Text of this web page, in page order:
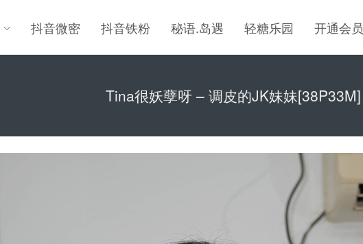
抖音微密 抖音铁粉 秘语.岛遇 轻糖乐园 开通会员
Tina很妖孽呀 – 调皮的JK妹妹[38P33M]